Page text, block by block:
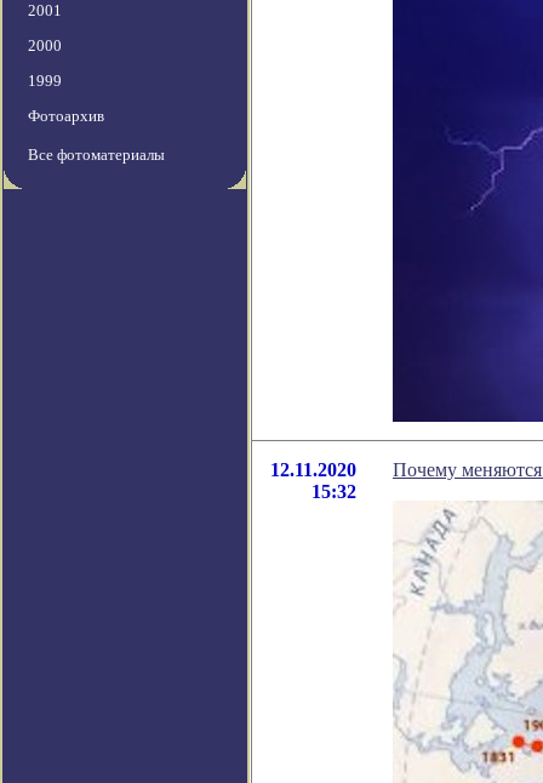
2001
2000
1999
Фотоархив
Все фотоматериалы
12.11.2020
15:32
Почему